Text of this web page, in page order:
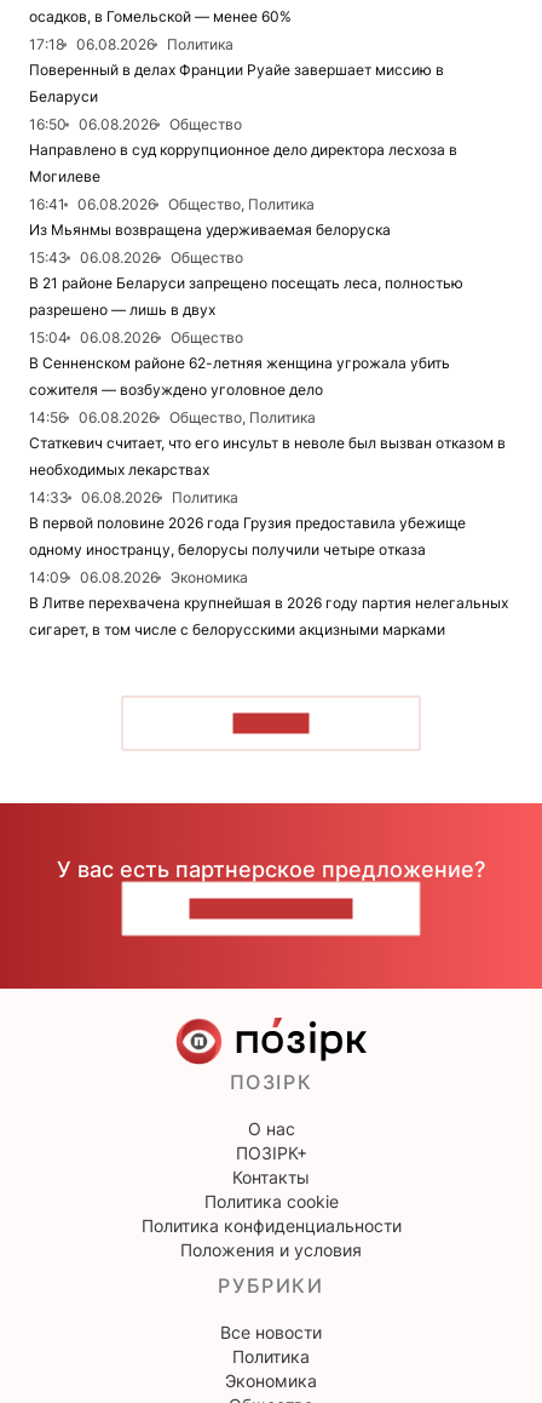
осадков, в Гомельской — менее 60%
17:18
06.08.2026
Политика
Поверенный в делах Франции Руайе завершает миссию в
Беларуси
16:50
06.08.2026
Общество
Направлено в суд коррупционное дело директора лесхоза в
Могилеве
16:41
06.08.2026
Общество, Политика
Из Мьянмы возвращена удерживаемая белоруска
15:43
06.08.2026
Общество
В 21 районе Беларуси запрещено посещать леса, полностью
разрешено — лишь в двух
15:04
06.08.2026
Общество
В Сенненском районе 62-летняя женщина угрожала убить
сожителя — возбуждено уголовное дело
14:56
06.08.2026
Общество, Политика
Статкевич считает, что его инсульт в неволе был вызван отказом в
необходимых лекарствах
14:33
06.08.2026
Политика
В первой половине 2026 года Грузия предоставила убежище
одному иностранцу, белорусы получили четыре отказа
14:09
06.08.2026
Экономика
В Литве перехвачена крупнейшая в 2026 году партия нелегальных
сигарет, в том числе с белорусскими акцизными марками
У вас есть партнерское предложение?
ПОЗІРК
О нас
ПОЗІРК+
Контакты
Политика cookie
Политика конфиденциальности
Положения и условия
РУБРИКИ
Все новости
Политика
Экономика